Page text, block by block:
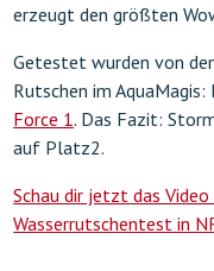
erzeugt den größten
Getestet wurden von
Rutschen im AquaMagis:
Force 1. Das Fazit:
auf Platz2.
Schau dir jetzt das Video
Wasserrutschentest in